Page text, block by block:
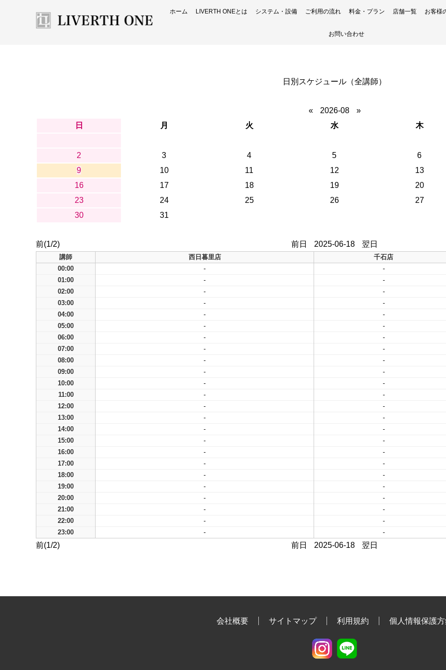
ホーム LIVERTH ONEとは システム・設備 ご利用の流れ 料金・プラン 店舗一覧 お客様
お問い合わせ
日別スケジュール（全講師）
« 2026-08
»
日
月 火 水 木
2
3 4 5 6
9
10 11 12 13
16
17 18 19 20
23
24 25 26 27
30
31
前(1/2) 前日 2025-06-18 翌日
講師 西日暮里店 千石店
00:00
- -
01:00
- -
02:00
- -
03:00
- -
04:00
- -
05:00
- -
06:00
- -
07:00
- -
08:00
- -
09:00
- -
10:00
- -
11:00
- -
12:00
- -
13:00
- -
14:00
- -
15:00
- -
16:00
- -
17:00
- -
18:00
- -
19:00
- -
20:00
- -
21:00
- -
22:00
- -
23:00
- -
前(1/2) 前日 2025-06-18 翌日
会社概要 サイトマップ 利用規約 個人情報保護